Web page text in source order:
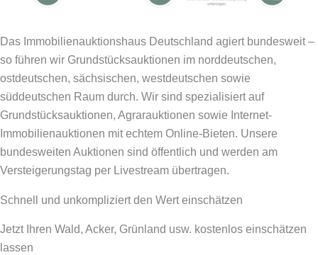
Das Immobilienauktionshaus Deutschland agiert bundesweit –
so führen wir Grundstücksauktionen im norddeutschen,
ostdeutschen, sächsischen, westdeutschen sowie
süddeutschen Raum durch. Wir sind spezialisiert auf
Grundstücksauktionen, Agrarauktionen sowie Internet-
Immobilienauktionen mit echtem Online-Bieten. Unsere
bundesweiten Auktionen sind öffentlich und werden am
Versteigerungstag per Livestream übertragen.
Schnell und unkompliziert den Wert einschätzen
Jetzt Ihren Wald, Acker, Grünland usw. kostenlos einschätzen
lassen